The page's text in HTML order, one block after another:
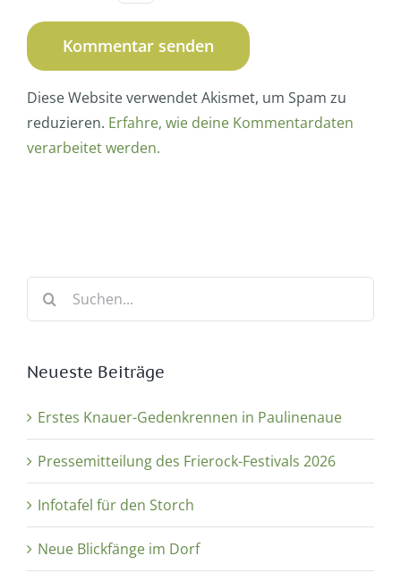
Diese Website verwendet Akismet, um Spam zu
reduzieren. Erfahre, wie deine Kommentardaten
verarbeitet werden.
Suche
Neueste Beiträge
Erstes Knauer-Gedenkrennen in Paulinenaue
Pressemitteilung des Frierock-Festivals 2026
Infotafel für den Storch
Neue Blickfänge im Dorf